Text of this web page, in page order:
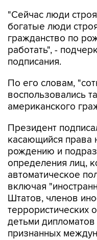
"Сейчас люди
богатые люди
гражданство по
работать", -
подписания.
По его словам,
воспользовались
американского
Президент
касающийся права
рождению и
определения лиц,
автоматическое
включая
Штатов, членов
террористических
детьми
признанных